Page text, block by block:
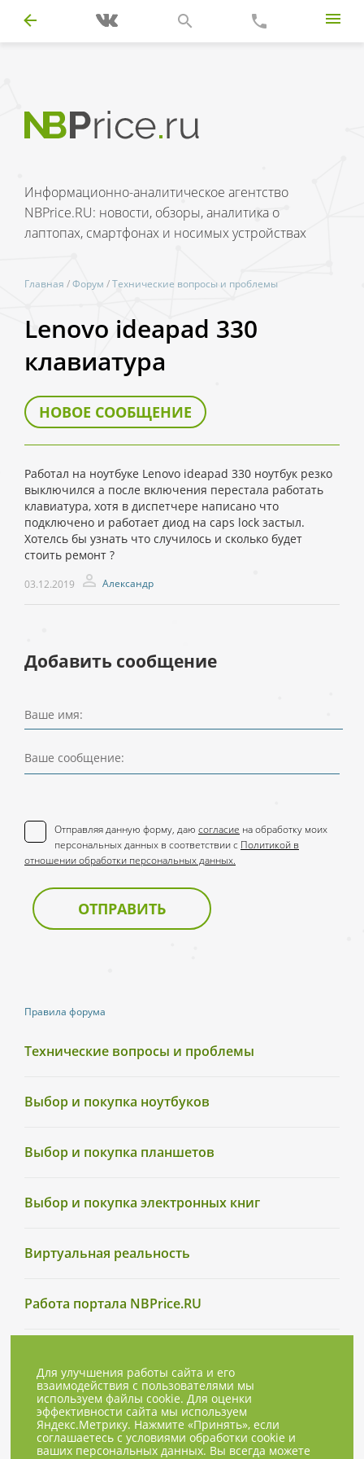
Информационно-аналитическое агентство
NBPrice.RU: новости, обзоры, аналитика о
лаптопах, смартфонах и носимых устройствах
Правила форума
Технические вопросы и проблемы
Выбор и покупка ноутбуков
Выбор и покупка планшетов
Выбор и покупка электронных книг
Виртуальная реальность
Работа портала NBPrice.RU
Главная /Форум /Технические вопросы и проблемы
Lenovo ideapad 330
клавиатура
НОВОЕ СООБЩЕНИЕ
Работал на ноутбуке Lenovo ideapad 330 ноутбук резко
выключился а после включения перестала работать
клавиатура, хотя в диспетчере написано что
подключено и работает диод на caps lock застыл.
Хотелсь бы узнать что случилось и сколько будет
стоить ремонт ?
03.12.2019 Александр
Добавить сообщение
Ваше имя:
Ваше сообщение:
Отправляя данную форму, даю согласие на обработку моих
персональных данных в соответствии с Политикой в
отношении обработки персональных данных.
ОТПРАВИТЬ
Для улучшения работы сайта и его
взаимодействия с пользователями мы
используем файлы cookie. Для оценки
эффективности сайта мы используем
Яндекс.Метрику. Нажмите «Принять», если
соглашаетесь с условиями обработки cookie и
ваших персональных данных. Вы всегда можете